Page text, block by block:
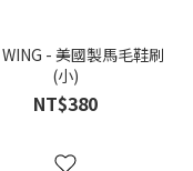
- 美國製馬毛鞋刷
(小)
NT$380